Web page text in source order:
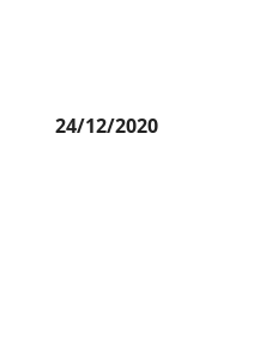
24/12/2020